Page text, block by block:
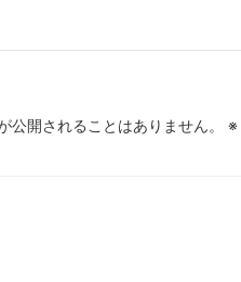
公開されることはありません。 ※